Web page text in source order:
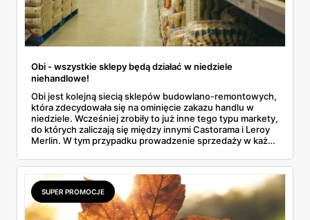
Obi - wszystkie sklepy będą działać w niedziele
niehandlowe!
Obi jest kolejną siecią sklepów budowlano-remontowych,
która zdecydowała się na ominięcie zakazu handlu w
niedziele. Wcześniej zrobiły to już inne tego typu markety,
do których zaliczają się między innymi Castorama i Leroy
Merlin. W tym przypadku prowadzenie sprzedaży w każdy
kurierskim.
SUPER PROMOCJE